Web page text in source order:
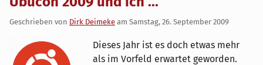
Geschrieben von Dirk Deimeke am Samstag, 26. September 2009
Dieses Jahr ist es doch etwas mehr
als im Vorfeld erwartet geworden.